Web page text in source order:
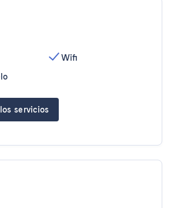
Wifi
servicios